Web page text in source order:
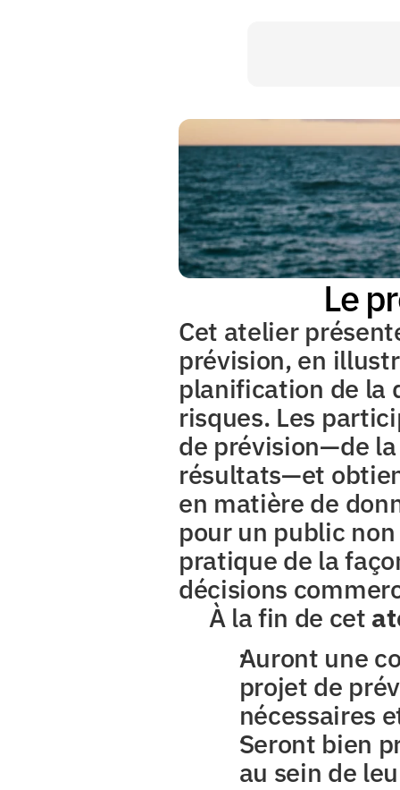
Le
Cet atelier
prévision, en
planification de la
risques. Les
de prévision—de
résultats—et
en matière de
pour un public
pratique de la
décisions
À la fin de cet
Auront une
projet de
nécessaires
Seront bien
au sein de